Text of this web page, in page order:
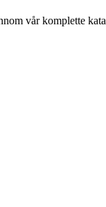
vår komplette